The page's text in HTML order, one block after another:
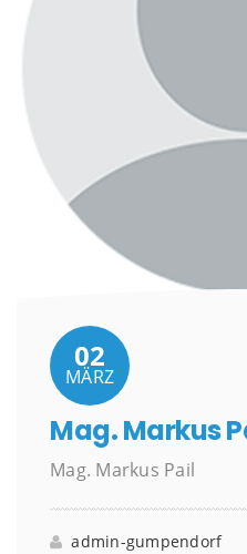
02
MÄRZ
Mag. Markus
Mag. Markus Pail
admin-gumpendorf